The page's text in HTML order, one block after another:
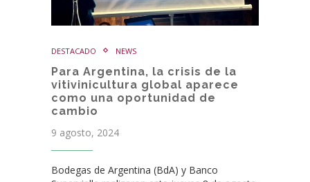
DESTACADO NEWS
Para Argentina, la crisis de la
vitivinicultura global aparece
como una oportunidad de
cambio
9 agosto, 2024
Bodegas de Argentina (BdA) y Banco